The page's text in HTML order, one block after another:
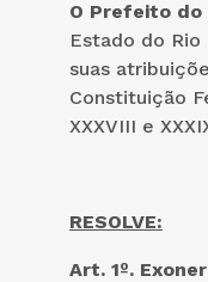
O Prefeito do
Estado do
suas
Constituição
XXXVIII e
RESOLVE:
Art. 1º.